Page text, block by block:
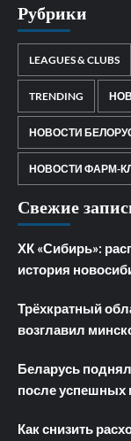
Рубрики
LEAGUES & CLUBS
TRENDING
НОВОСТИ
НОВОСТИ ФАРМ-
Свежие
ХК «Сибирь»:
история
Трёхкратный
возглавил
Беларусь
после успешных
Как снизить